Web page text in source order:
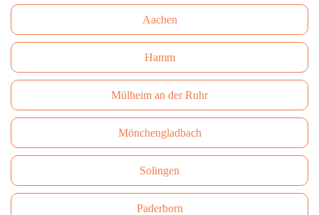
Aachen
Hamm
Mülheim an der Ruhr
Mönchengladbach
Solingen
Paderborn